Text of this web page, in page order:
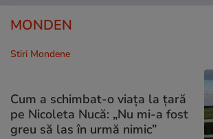
MONDEN
Stiri Mondene
Cum a schimbat-o viața la țară
pe Nicoleta Nucă: „Nu mi-a fost
greu să las în urmă nimic”